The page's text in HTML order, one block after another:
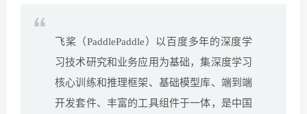
飞桨（PaddlePaddle）以百度多年的深度学
习技术研究和业务应用为基础，集深度学习
核心训练和推理框架、基础模型库、端到端
开发套件、丰富的工具组件于一体，是中国